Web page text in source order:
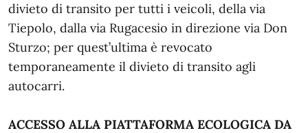
divieto di transito per tutti i veicoli, della via
Tiepolo, dalla via Rugacesio in direzione via Don
Sturzo; per quest’ultima è revocato
temporaneamente il divieto di transito agli
autocarri.
ACCESSO ALLA PIATTAFORMA ECOLOGICA DA